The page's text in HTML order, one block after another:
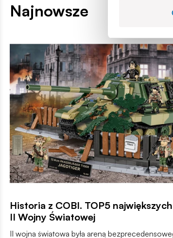
Najnowsze
Historia z COBI. TOP5
II Wojny Światowej
II wojna światowa była areną